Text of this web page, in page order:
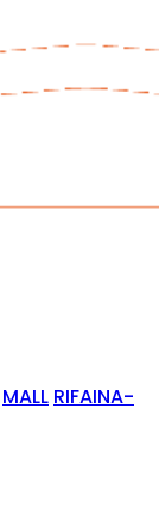
MALL RIFAINA-